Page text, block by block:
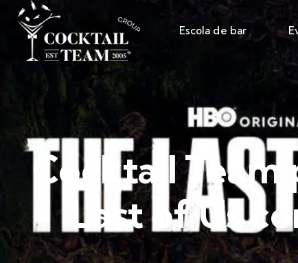
Escola de bar
Cocktail Team
Last of Us